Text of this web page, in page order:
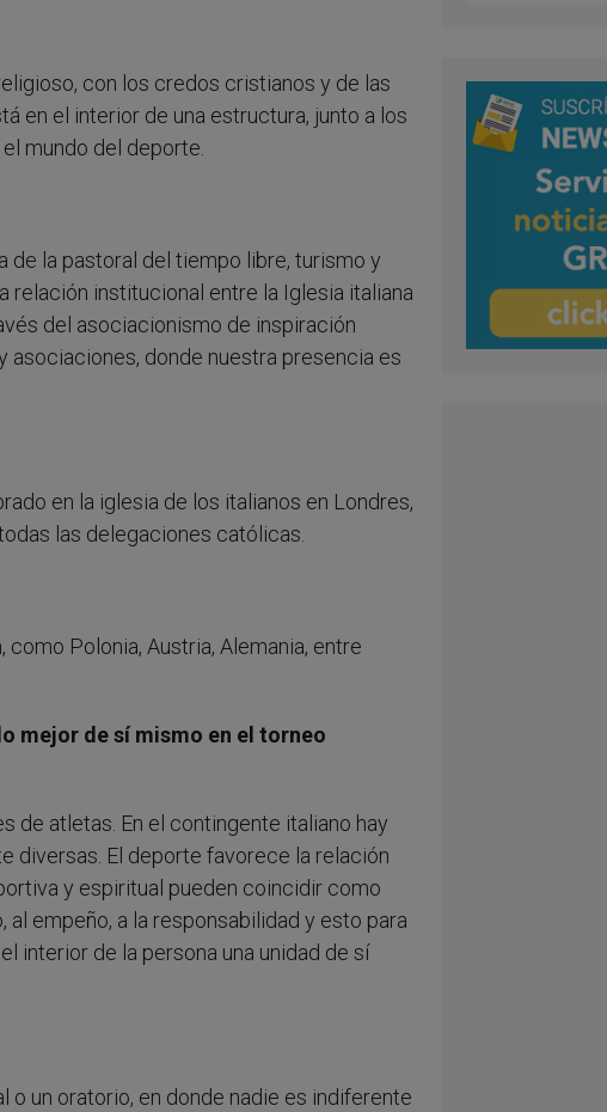
con los credos cristianos y de las
en el interior de una estructura, junto a los
mundo del deporte.
de la pastoral del tiempo libre, turismo y
relación institucional entre la Iglesia italiana
del asociacionismo de inspiración
asociaciones, donde nuestra presencia es
en la iglesia de los italianos en Londres,
las delegaciones católicas.
como Polonia, Austria, Alemania, entre
mejor de sí mismo en el torneo
de atletas. En el contingente italiano hay
diversas. El deporte favorece la relación
y espiritual pueden coincidir como
empeño, a la responsabilidad y esto para
interior de la persona una unidad de sí
o un oratorio, en donde nadie es indiferente